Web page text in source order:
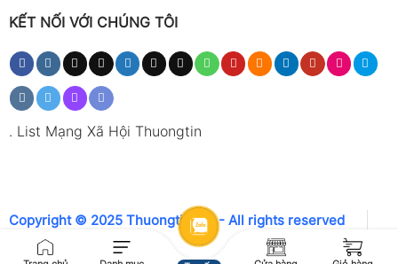
KẾT NỐI VỚI CHÚNG TÔI
. List Mạng Xã Hội Thuongtin
Copyright © 2025 Thuongtin.net - All rights reserved